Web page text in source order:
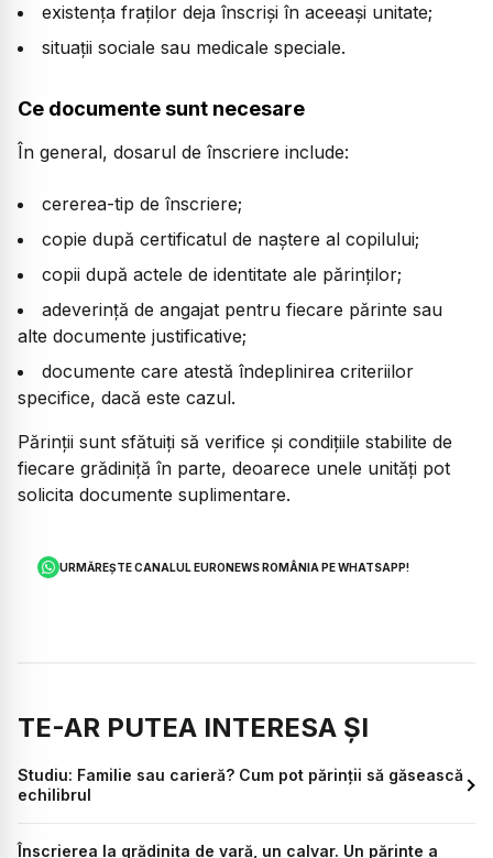
existența fraților deja înscriși în aceeași unitate;
situații sociale sau medicale speciale.
Ce documente sunt necesare
În general, dosarul de înscriere include:
cererea-tip de înscriere;
copie după certificatul de naștere al copilului;
copii după actele de identitate ale părinților;
adeverință de angajat pentru fiecare părinte sau
alte documente justificative;
documente care atestă îndeplinirea criteriilor
specifice, dacă este cazul.
Părinții sunt sfătuiți să verifice și condițiile stabilite de
fiecare grădiniță în parte, deoarece unele unități pot
solicita documente suplimentare.
URMĂREȘTE CANALUL EURONEWS ROMÂNIA PE WHATSAPP!
TE-AR PUTEA INTERESA ȘI
Studiu: Familie sau carieră? Cum pot părinții să găsească
echilibrul
Înscrierea la grădinița de vară, un calvar. Un părinte a